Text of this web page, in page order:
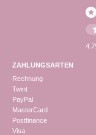
ZAHLUNGSARTEN
Rechnung
Twint
PayPal
MasterCard
Postfinance
Visa